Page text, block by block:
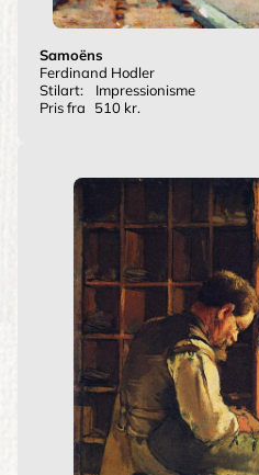
Samoëns
Ferdinand Hodler
Stilart:
Impressionisme
Pris fra
510 kr.